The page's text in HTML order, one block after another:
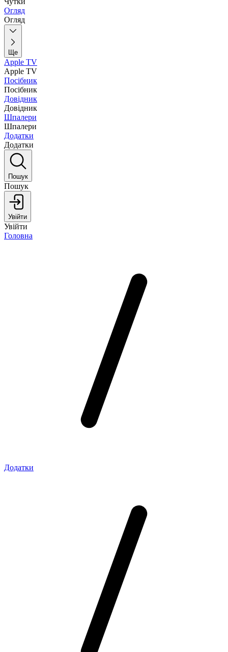
Огляд
Огляд
Ще
Apple TV
Apple TV
Посібник
Посібник
Довідник
Довідник
Шпалери
Шпалери
Додатки
Додатки
Пошук
Пошук
Увійти
Увійти
Головна
Додатки